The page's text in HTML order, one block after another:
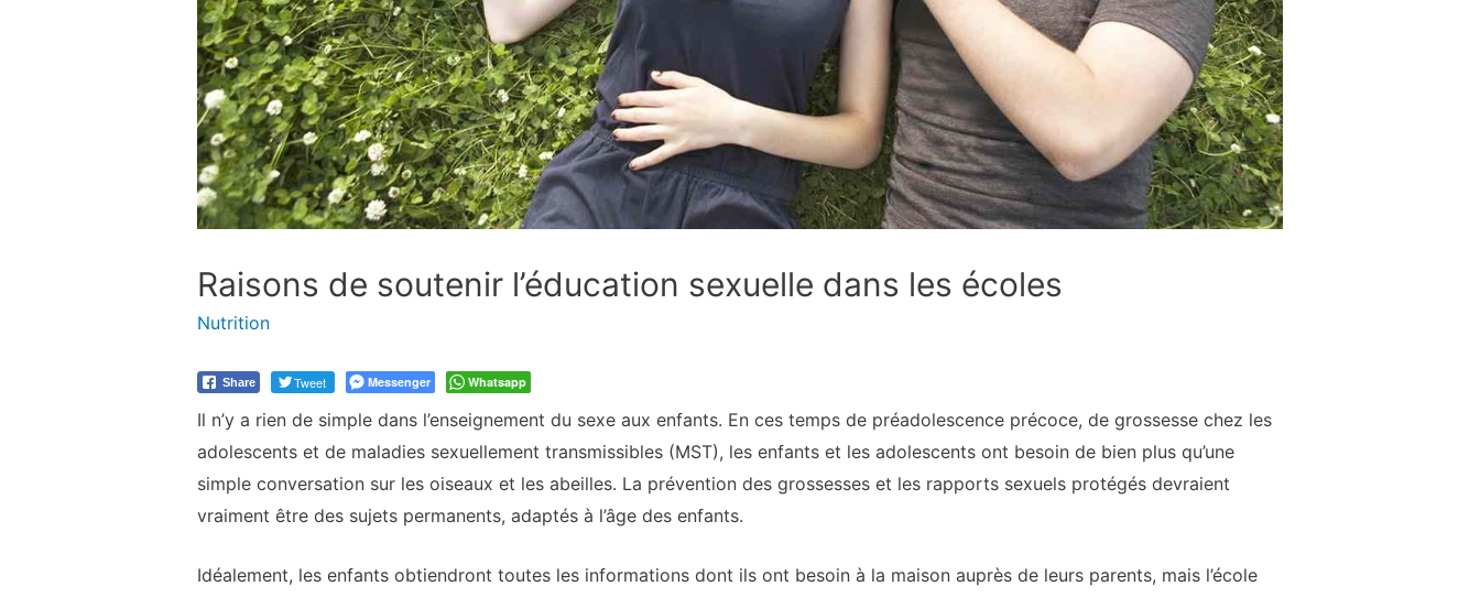
Raisons de soutenir l’éducation sexuelle dans les écoles
Nutrition
Share Tweet Messenger Whatsapp
Il n’y a rien de simple dans l’enseignement du sexe aux enfants. En ces temps de préadolescence précoce, de grossesse chez les
adolescents et de maladies sexuellement transmissibles (MST), les enfants et les adolescents ont besoin de bien plus qu’une
simple conversation sur les oiseaux et les abeilles. La prévention des grossesses et les rapports sexuels protégés devraient
vraiment être des sujets permanents, adaptés à l’âge des enfants.
Idéalement, les enfants obtiendront toutes les informations dont ils ont besoin à la maison auprès de leurs parents, mais l’école